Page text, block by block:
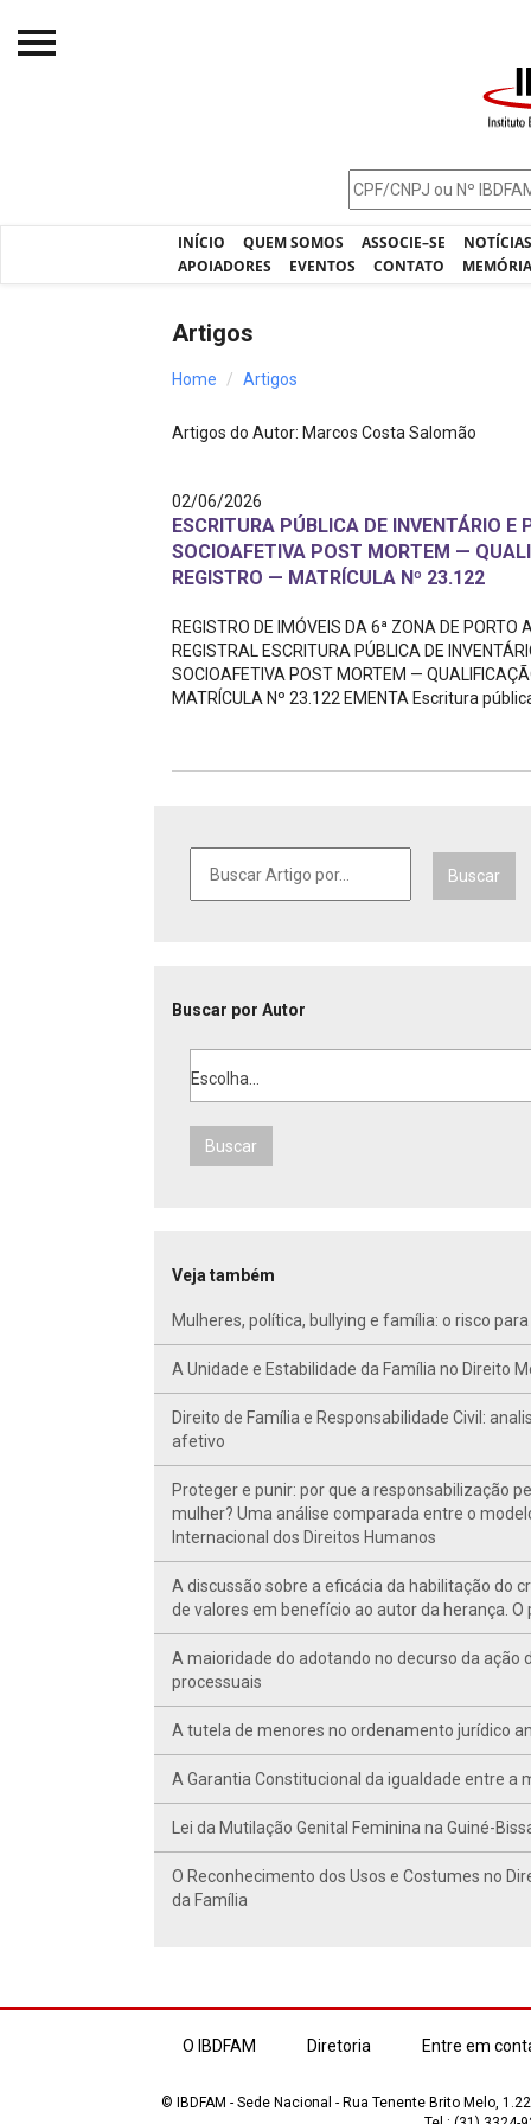
INÍCIO QUEM SOMOS ASSOCIE–SE
APOIADORES
EVENTOS CONTATO
Processos - IBDFAM
Alienação Parental
Artigos
Home Artigos
Artigos do Autor: Marcos Costa Salomão
02/06/2026
ESCRITURA PÚBLICA DE INVENTÁRIO
SOCIOAFETIVA POST MORTEM —
REGISTRO — MATRÍCULA Nº 23.122
REGISTRO DE IMÓVEIS DA 6ª ZONA DE
REGISTRAL ESCRITURA PÚBLICA DE
SOCIOAFETIVA POST MORTEM —
MATRÍCULA Nº 23.122 EMENTA Escritura
Buscar
Buscar por Autor
Escolha...
Buscar
Veja também
Mulheres, política, bullying e família: o risco
A Unidade e Estabilidade da Família no Direito
Direito de Família e Responsabilidade Civil:
afetivo
Proteger e punir: por que a responsabilização
mulher? Uma análise comparada entre o
Internacional dos Direitos Humanos
A discussão sobre a eficácia da habilitação do
de valores em benefício ao autor da herança.
A maioridade do adotando no decurso da
processuais
A tutela de menores no ordenamento jurídico
A Garantia Constitucional da igualdade entre a
Lei da Mutilação Genital Feminina na Guiné-
O Reconhecimento dos Usos e Costumes no
da Família
O IBDFAM Diretoria Entre em
© IBDFAM - Sede Nacional - Rua Tenente Brito Melo,